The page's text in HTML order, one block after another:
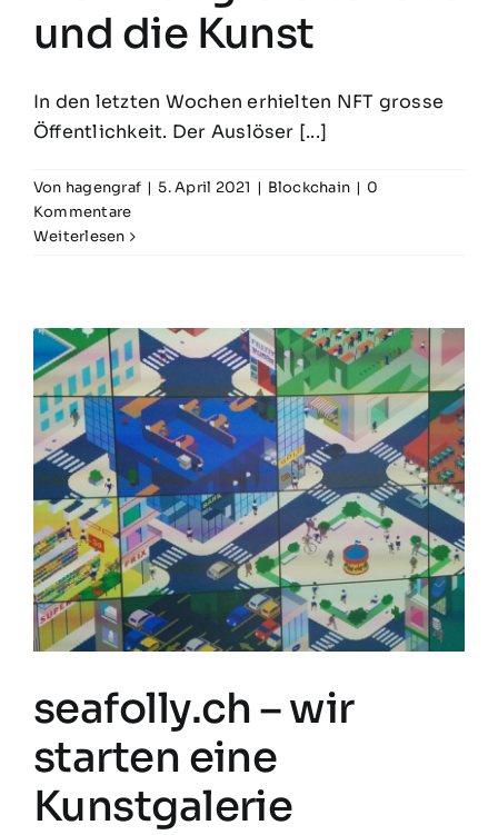
und die Kunst
In den letzten Wochen erhielten NFT grosse
Öffentlichkeit. Der Auslöser [...]
Von hagengraf | 5. April 2021 | Blockchain | 0
Kommentare
Weiterlesen
seafolly.ch – wir
starten eine
Kunstgalerie